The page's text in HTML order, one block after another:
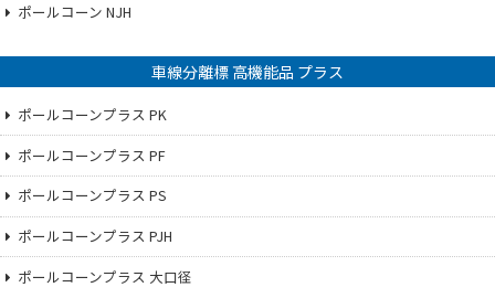
ポールコーン NJH
車線分離標 高機能品 プラス
ポールコーンプラス PK
ポールコーンプラス PF
ポールコーンプラス PS
ポールコーンプラス PJH
ポールコーンプラス 大口径